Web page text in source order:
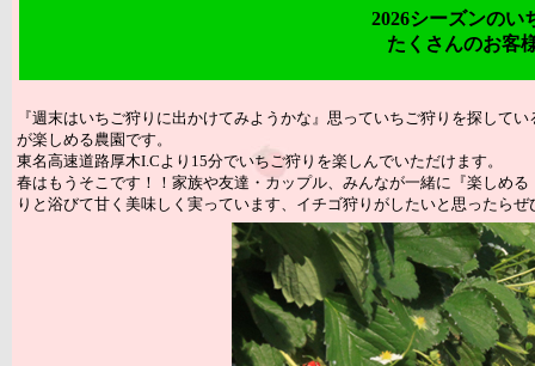
2026シーズンのい
たくさんのお客
『週末はいちご狩りに出かけてみようかな』思っていちご狩りを探して
が楽しめる農園です。
東名高速道路厚木I.Cより15分でいちご狩りを楽しんでいただけます。
春はもうそこです！！家族や友達・カップル、みんなが一緒に『楽しめ
りと浴びて甘く美味しく実っています、イチゴ狩りがしたいと思ったら